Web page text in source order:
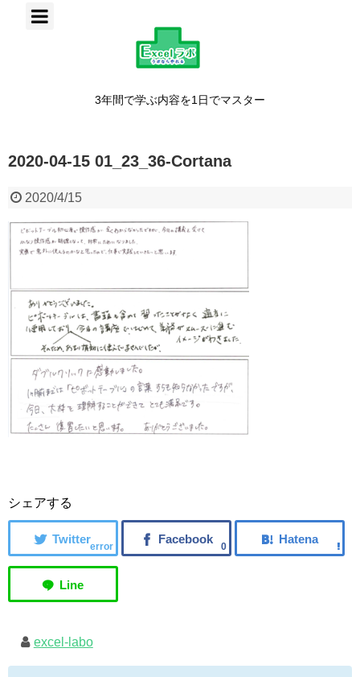
3年間で学ぶ内容を1日でマスター
2020-04-15 01_23_36-Cortana
2020/4/15
シェアする
error 0
excel-labo